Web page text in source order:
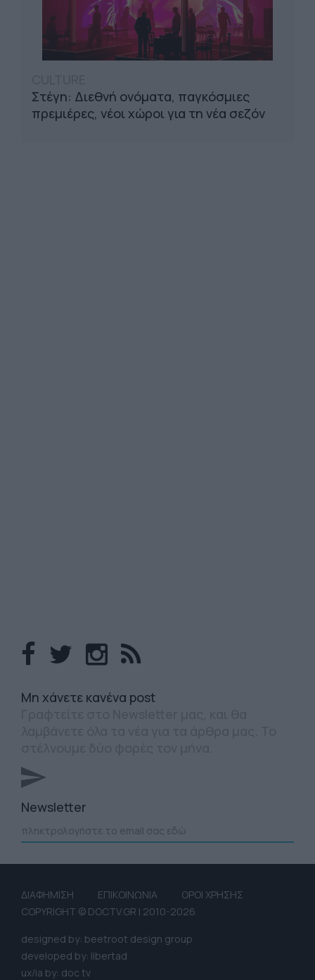
Στέγη: Διεθνή ονόματα, παγκόσμιες
πρεμιέρες, νέοι χώροι για τη νέα σεζόν
Mη χάνετε κανένα post
Newsletter
ΔΙΑΦΗΜΙΣΗ ΕΠΙΚΟΙΝΩΝΙΑ
ΟΡΟΙ ΧΡΗΣΗΣ
COPYRIGHT © DOCTV.GR | 2010-2026
designed by: beetroot design group
developed by: libertad
ux/ia by: doc tv